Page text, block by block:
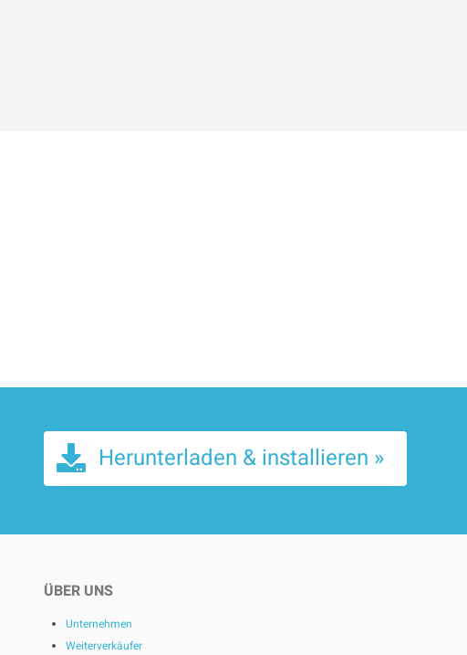
Herunterladen & installieren »
ÜBER UNS
Unternehmen
Weiterverkäufer